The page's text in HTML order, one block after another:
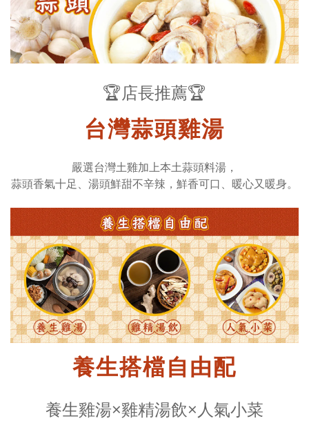
🏆店長推薦🏆
台灣蒜頭雞湯
嚴選台灣土雞加上本土蒜頭料湯，
蒜頭香氣十足、湯頭鮮甜不辛辣，鮮香可口、暖心又暖身。
養生搭檔自由配
養生雞湯×雞精湯飲×人氣小菜